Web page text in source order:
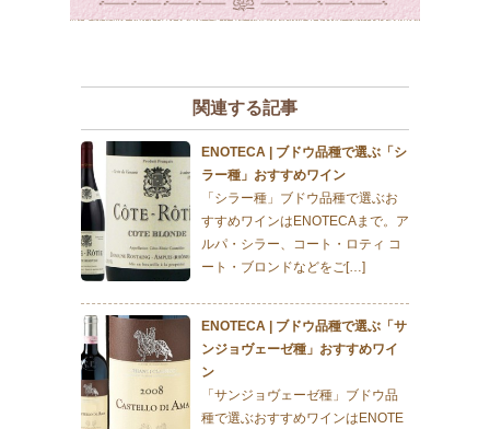
関連する記事
ENOTECA | ブドウ品種で選ぶ「シ
ラー種」おすすめワイン
「シラー種」ブドウ品種で選ぶお
すすめワインはENOTECAまで。ア
ルパ・シラー、コート・ロティ コ
ート・ブロンドなどをご[…]
ENOTECA | ブドウ品種で選ぶ「サ
ンジョヴェーゼ種」おすすめワイ
ン
「サンジョヴェーゼ種」ブドウ品
種で選ぶおすすめワインはENOTE